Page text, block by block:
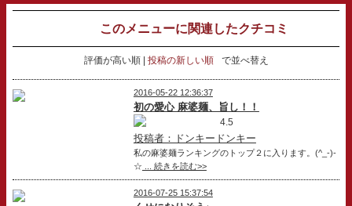
このメニューに関連したクチコミ
評価が高い順 投稿の新しい順 で並べ替え
2016-05-22 12:36:37
初の愛心 麻婆麺、旨し！！
4.5
投稿者：ドンキードンキー
私の麻婆麺ランキングのトップ２に入ります。(^_-)-
☆ ... 続きを読む>>
2016-07-25 15:37:54